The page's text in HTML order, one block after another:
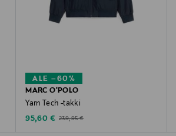
ALE –60%
MARC O'POLO
Yarn Tech -takki
Discounted Price
95,60 € Original Price
239,95 €